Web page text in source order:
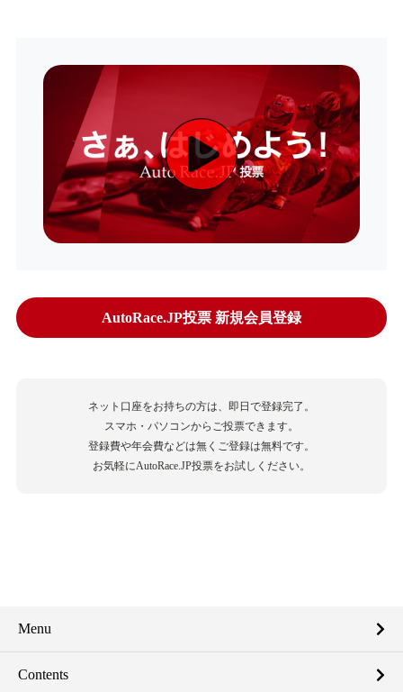
AutoRace.JP投票 新規会員登録
ネット口座をお持ちの方は、即日で登録完了。
スマホ・パソコンからご投票できます。
登録費や年会費などは無くご登録は無料です。
お気軽にAutoRace.JP投票をお試しください。
Menu
Contents